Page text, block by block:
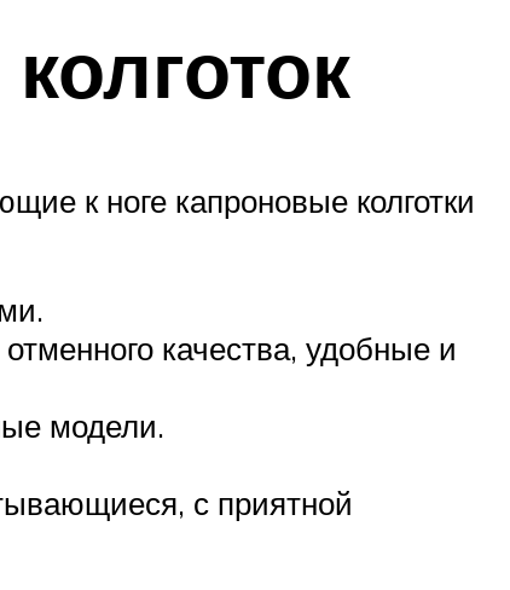
к ноге капроновые колготки
качества, удобные и
модели.
с приятной